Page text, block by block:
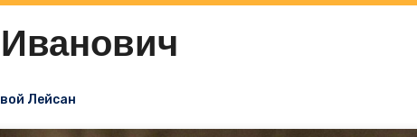
Лейсан